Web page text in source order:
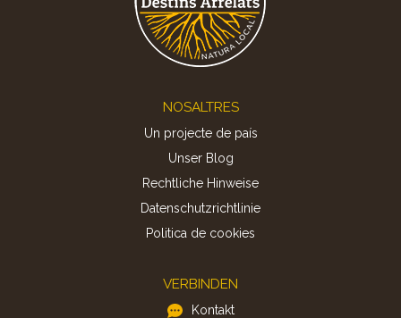
NOSALTRES
Un projecte de país
Unser Blog
Rechtliche Hinweise
Datenschutzrichtlinie
Politica de cookies
VERBINDEN
Kontakt